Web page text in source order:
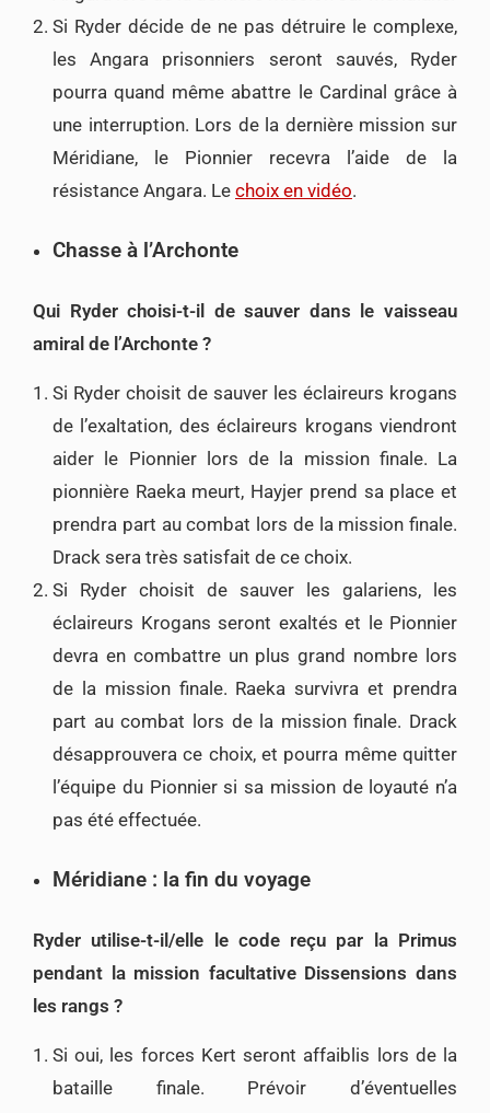
Si Ryder décide de ne pas détruire le complexe,
les Angara prisonniers seront sauvés, Ryder
pourra quand même abattre le Cardinal grâce à
une interruption. Lors de la dernière mission sur
Méridiane, le Pionnier recevra l’aide de la
résistance Angara. Le choix en vidéo.
Chasse à l’Archonte
Qui Ryder choisi-t-il de sauver dans le vaisseau
amiral de l’Archonte ?
Si Ryder choisit de sauver les éclaireurs krogans
de l’exaltation, des éclaireurs krogans viendront
aider le Pionnier lors de la mission finale. La
pionnière Raeka meurt, Hayjer prend sa place et
prendra part au combat lors de la mission finale.
Drack sera très satisfait de ce choix.
Si Ryder choisit de sauver les galariens, les
éclaireurs Krogans seront exaltés et le Pionnier
devra en combattre un plus grand nombre lors
de la mission finale. Raeka survivra et prendra
part au combat lors de la mission finale. Drack
désapprouvera ce choix, et pourra même quitter
l’équipe du Pionnier si sa mission de loyauté n’a
pas été effectuée.
Méridiane : la fin du voyage
Ryder utilise-t-il/elle le code reçu par la Primus
pendant la mission facultative Dissensions dans
les rangs ?
Si oui, les forces Kert seront affaiblis lors de la
bataille finale. Prévoir d’éventuelles